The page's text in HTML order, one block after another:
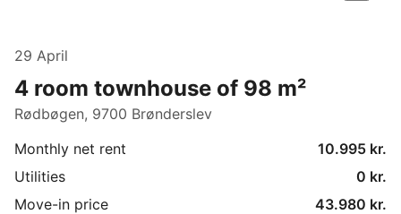
29 April
4 room townhouse of 98 m²
Rødbøgen, 9700 Brønderslev
Monthly net rent
10.995 kr.
Utilities
0 kr.
Move-in price
43.980 kr.